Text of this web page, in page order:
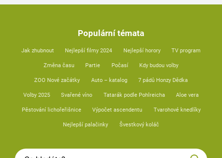
Populární témata
Jak zhubnout Nejlepší filmy 2024 Nejlepší horory TV program
Změna času Partie Počasí Kdy budou volby
ZOO Nové začátky Auto – katalog 7 pádů Honzy Dědka
Volby 2025 Svařené víno Tatarák podle Pohlreicha Aloe vera
Pěstování lichořeřišnice Výpočet ascendentu Tvarohové knedlíky
Nejlepší palačinky Švestkový koláč